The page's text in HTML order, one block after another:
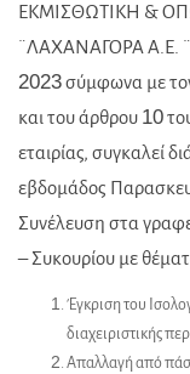
ΕΚΜΙΣΘΩΤΙΚΗ &
¨ΛΑΧΑΝΑΓΟΡΑ Α.Ε. ¨
2023 σύμφωνα με
και του άρθρου 10
εταιρίας, συγκαλεί
εβδομάδος
Συνέλευση στα
– Συκουρίου με
Έγκριση του
διαχειριστικής
Απαλλαγή από